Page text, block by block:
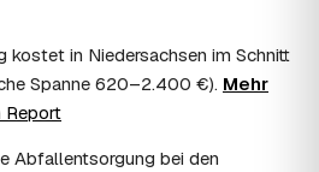
Sie mit Ihrem Steuerberater.
anwesend
in Bad Nenndorf
ohne Sie ab — praktisch,
wohnen. Sie können aber
kostet in Niedersachsen im Schnitt
Spanne 620–2.400 €). Mehr
Report
Abfallentsorgung bei den